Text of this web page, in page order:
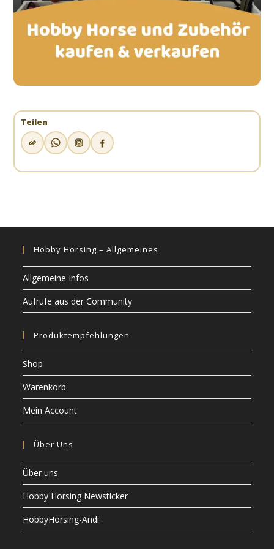
Teilen
Hobby Horsing – Allgemeines
Allgemeine Infos
Aufrufe aus der Community
Produktempfehlungen
Shop
Warenkorb
Mein Account
Über Uns
Über uns
Hobby Horsing Newsticker
HobbyHorsing-Andi